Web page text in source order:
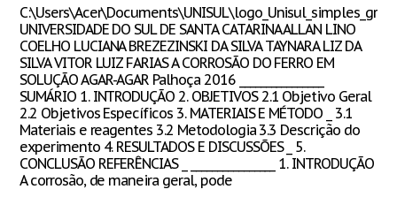
UNIVERSIDADE DO SUL DE SANTA CATARINA ALLAN LINO
COELHO LUCIANA BREZEZINSKI DA SILVA TAYNARA LIZ DA
SILVA VITOR LUIZ FARIAS A CORROSÃO DO FERRO EM
SOLUÇÃO AGAR-AGAR Palhoça 2016 ________________
SUMÁRIO 1. INTRODUÇÃO 2. OBJETIVOS 2.1 Objetivo Geral
2.2 Objetivos Específicos 3. MATERIAIS E MÉTODO _ 3.1
Materiais e reagentes 3.2 Metodologia 3.3 Descrição do
experimento 4. RESULTADOS E DISCUSSÕES _ 5.
CONCLUSÃO REFERÊNCIAS _ ________________ 1. INTRODUÇÃO
A corrosão, de maneira geral, pode